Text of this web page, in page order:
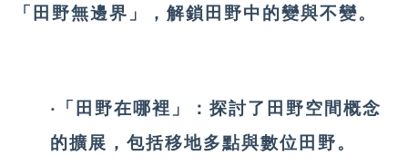
「田野無邊界」，解鎖田野中的變與不變。
‧「田野在哪裡」：探討了田野空間概念
的擴展，包括移地多點與數位田野。